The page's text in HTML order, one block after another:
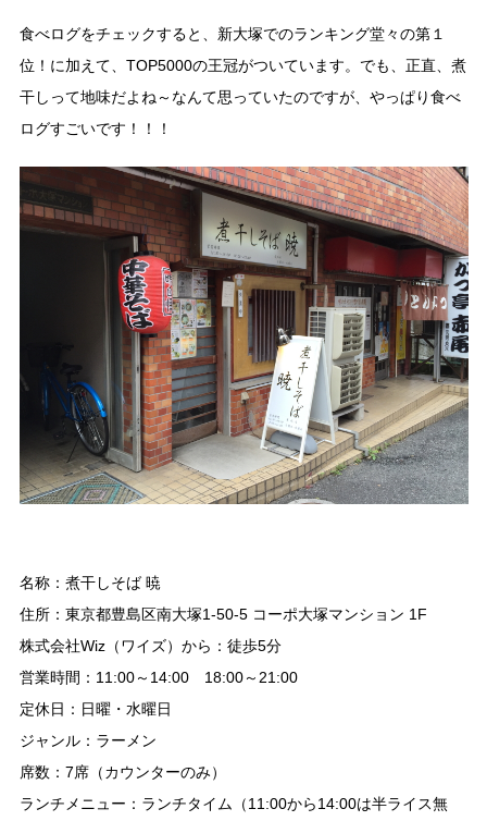
食べログをチェックすると、新大塚でのランキング堂々の第１
位！に加えて、TOP5000の王冠がついています。でも、正直、煮
干しって地味だよね～なんて思っていたのですが、やっぱり食べ
ログすごいです！！！
名称：煮干しそば 暁
住所：東京都豊島区南大塚1-50-5 コーポ大塚マンション 1F
株式会社Wiz（ワイズ）から：徒歩5分
営業時間：11:00～14:00 18:00～21:00
定休日：日曜・水曜日
ジャンル：ラーメン
席数：7席（カウンターのみ）
ランチメニュー：ランチタイム（11:00から14:00は半ライス無